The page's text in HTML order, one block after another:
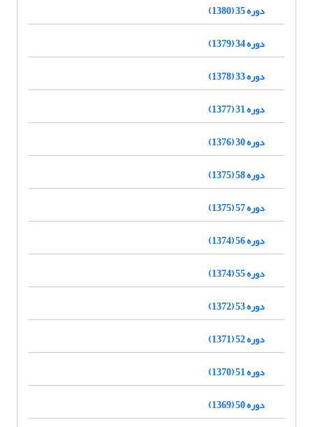
دوره 35 (1380)
دوره 34 (1379)
دوره 33 (1378)
دوره 31 (1377)
دوره 30 (1376)
دوره 58 (1375)
دوره 57 (1375)
دوره 56 (1374)
دوره 55 (1374)
دوره 53 (1372)
دوره 52 (1371)
دوره 51 (1370)
دوره 50 (1369)